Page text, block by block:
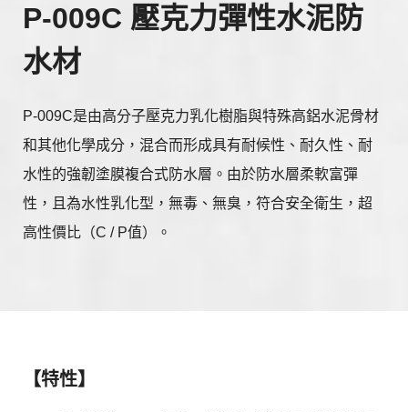
P-009C 壓克力彈性水泥防
水材
P-009C是由高分子壓克力乳化樹脂與特殊高鋁水泥骨材
和其他化學成分，混合而形成具有耐候性、耐久性、耐
水性的強韌塗膜複合式防水層。由於防水層柔軟富彈
性，且為水性乳化型，無毒、無臭，符合安全衛生，超
高性價比（C / P值）。
【特性】